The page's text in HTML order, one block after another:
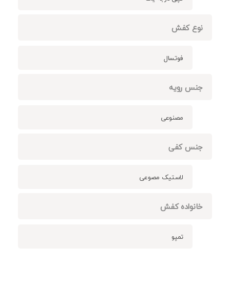
نوع کفش
فوتسال
جنس رویه
مصنوعی
جنس کفی
لاستیک مصوعی
خانواده کفش
تمپو